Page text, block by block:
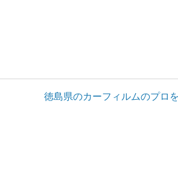
徳島県のカーフィルムのプロ